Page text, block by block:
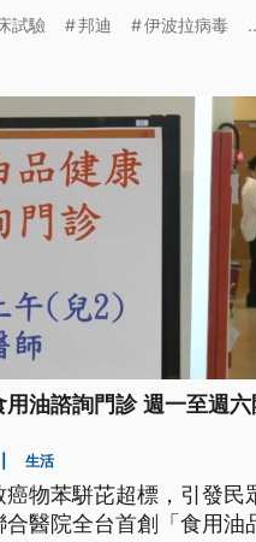
試驗 邦迪 伊波拉病毒
油諮詢門診 週一至週
生活
癌物苯駢芘超標，引發民
醫院全台首創「食用油